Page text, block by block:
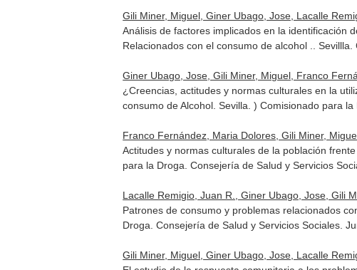
Gili Miner, Miguel, Giner Ubago, Jose, Lacalle
Análisis de factores implicados en la identificación
Relacionados con el consumo de alcohol .
.
Giner Ubago, Jose, Gili Miner, Miguel, Franco
¿Creencias, actitudes y normas culturales en la
consumo de Alcohol . Sevilla. ) Comisionado para
Franco Fernández, Maria Dolores, Gili Miner,
Actitudes y normas culturales de la población
para la Droga. Consejería de Salud y Servicios
Lacalle Remigio, Juan R., Giner Ubago, Jose, Gili
Patrones de consumo y problemas relacionados
Droga. Consejería de Salud y Servicios Sociales.
Gili Miner, Miguel, Giner Ubago, Jose, Lacalle